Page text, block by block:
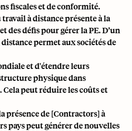
fiscales et de conformité.
à distance présente à la
des défis pour gérer la PE. D’un
permet aux sociétés de
et d'étendre leurs
physique dans
peut réduire les coûts et
présence de [Contractors] à
pays peut générer de nouvelles